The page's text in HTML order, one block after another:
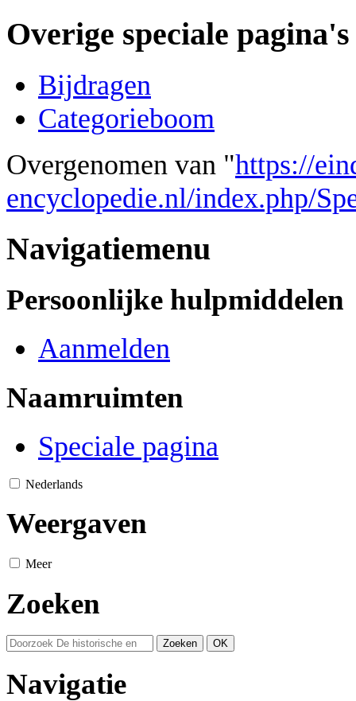
Overige speciale pagina's
Bijdragen
Categorieboom
Overgenomen van "https://
encyclopedie.nl/index.php/
Navigatiemenu
Persoonlijke hulpmiddelen
Aanmelden
Naamruimten
Speciale pagina
Nederlands
Weergaven
Meer
Zoeken
Navigatie